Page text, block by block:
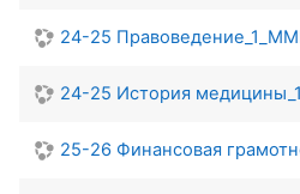
24-25
24-25 История
25-26 Финансовая